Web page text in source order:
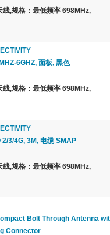
线,规格：最低频率 698MHz,
6GHZ, 面板, 黑色
线,规格：最低频率 698MHz,
2/3/4G, 3M, 电缆 SMAP
线,规格：最低频率 698MHz,
Bolt Through Antenna
Connector